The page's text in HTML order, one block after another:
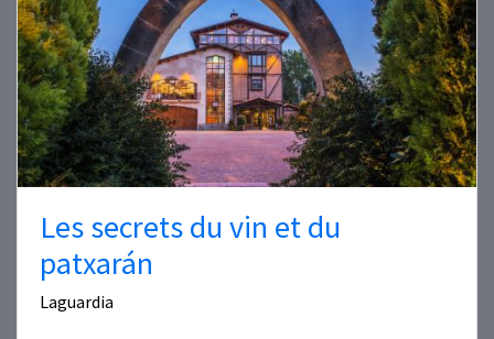
Les secrets du vin et du
patxarán
Laguardia